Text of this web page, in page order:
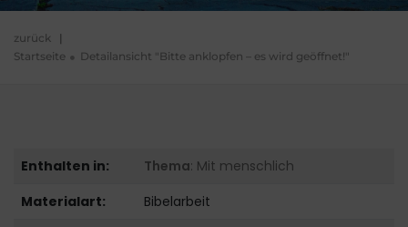
zurück |
Startseite
Detailansicht "Bitte anklopfen – es wird geöffnet!"
Enthalten in: Thema: Mit menschlich
Materialart:
Bibelarbeit